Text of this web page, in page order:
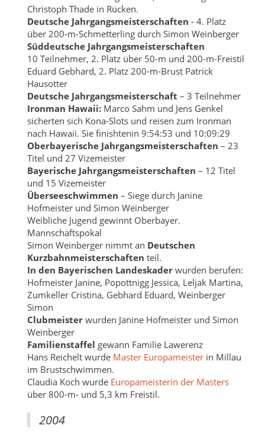
Christoph Thade in Rücken.
Deutsche Jahrgangsmeisterschaften - 4. Platz
über 200-m-Schmetterling durch Simon Weinberger
Süddeutsche Jahrgangsmeisterschaften
10 Teilnehmer, 2. Platz über 50-m und 200-m-Freistil
Eduard Gebhard, 2. Platz 200-m-Brust Patrick
Hausotter
Deutsche Jahrgangsmeisterschaft – 3 Teilnehmer
Ironman Hawaii:Marco Sahm und Jens Genkel
sicherten sich Kona-Slots und reisen zum Ironman
nach Hawaii. Sie finishtenin 9:54:53 und 10:09:29
Oberbayerische Jahrgangsmeisterschaften – 23
Titel und 27 Vizemeister
Bayerische Jahrgangsmeisterschaften – 12 Titel
und 15 Vizemeister
Überseeschwimmen – Siege durch Janine
Hofmeister und Simon Weinberger
Weibliche Jugend gewinnt Oberbayer.
Mannschaftspokal
Simon Weinberger nimmt an Deutschen
Kurzbahnmeisterschaften teil.
In den Bayerischen Landeskaderwurden berufen:
Hofmeister Janine, Popottnigg Jessica, Leljak Martina,
Zumkeller Cristina, Gebhard Eduard, Weinberger
Simon
Clubmeisterwurden Janine Hofmeister und Simon
Weinberger
Familienstaffel gewann Familie Lawerenz
Hans Reichelt wurde Master Europameisterin Millau
im Brustschwimmen.
Claudia Koch wurde Europameisterin der Masters
über 800-m- und 5,3 km Freistil.
2004